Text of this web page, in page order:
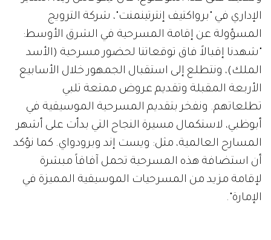
الإداري في "برواكتيف إنترتينمنت"، شركة الترويج
المسؤولة عن إقامة المسرحية في الشرق الأوسط:
"شهدنا إقبالاً فاق توقعاتنا لحضور مسرحية (الأسد
الملك)، ونتطلع إلى استقبال الجمهور خلال الأسابيع
الأربعة المقبلة وتقديم عروض ممتعة تلبي
تطلعاتهم. ونفخر بتقديم المسرحية الموسيقية في
أبوظبي، لاستكمال مسيرة النجاح التي بدأت على أشهر
المسارح العالمية، مثل: ويست إند وبرودواي. كما نؤكد
أن استضافة هذه المسرحية تحمل آفاقاً مبشرة
لإقامة مزيد من المسرحيات الموسيقية المميزة في
الإمارة".